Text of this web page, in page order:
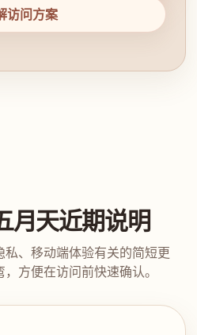
访问方案
月天近期说明
、移动端体验有关的简短更
方便在访问前快速确认。